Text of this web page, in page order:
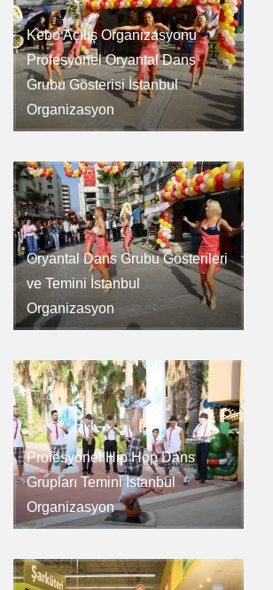
Kebo Açılış Organizasyonu
Profesyonel Oryantal Dans
Grubu Gösterisi İstanbul
Organizasyon
Oryantal Dans Grubu Gösterileri
ve Temini İstanbul
Organizasyon
Profesyonel Hip Hop Dans
Grupları Temini İstanbul
Organizasyon